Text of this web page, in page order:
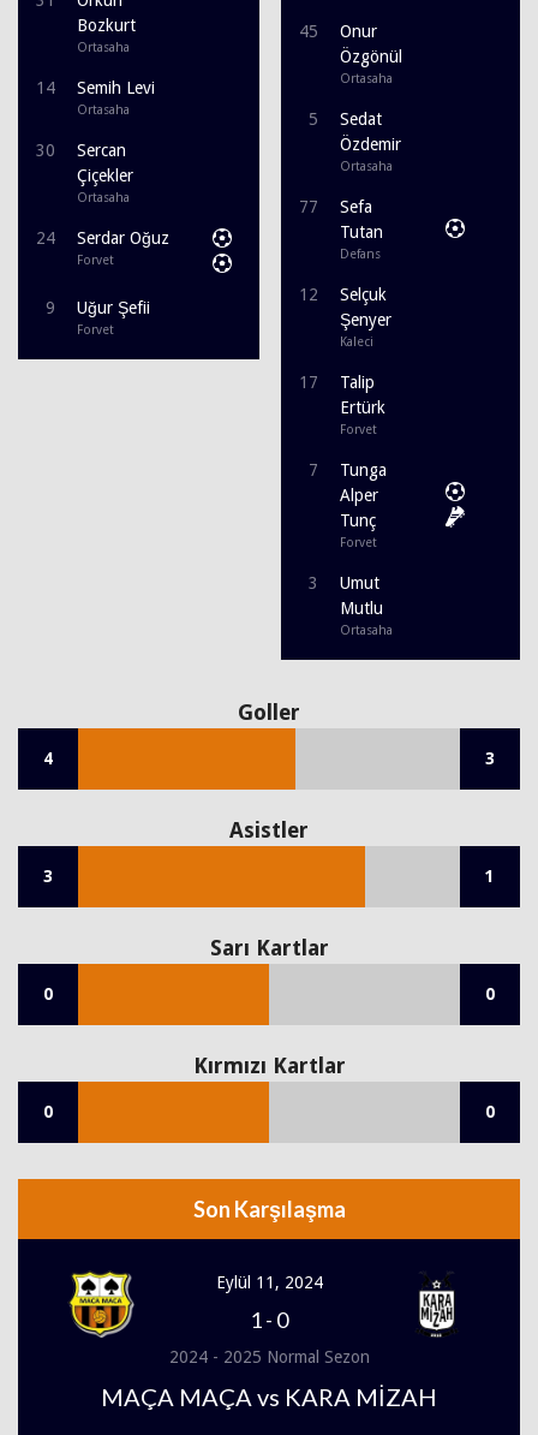
Bozkurt
Ortasaha
14 Semih Levi
Ortasaha
30
Sercan
Çiçekler
Ortasaha
24 Serdar Oğuz
Forvet
9 Uğur Şefii
Forvet
45
Onur
Özgönül
Ortasaha
5
Sedat
Özdemir
Ortasaha
77
Sefa
Tutan
Defans
12
Selçuk
Şenyer
Kaleci
17
Talip
Ertürk
Forvet
7
Tunga
Alper
Tunç
Forvet
3
Umut
Mutlu
Ortasaha
Goller
4 3
Asistler
3 1
Sarı Kartlar
0 0
Kırmızı Kartlar
0 0
Son Karşılaşma
Eylül 11, 2024
1- 0
2024 - 2025 Normal Sezon
MAÇA MAÇA vs KARA MİZAH